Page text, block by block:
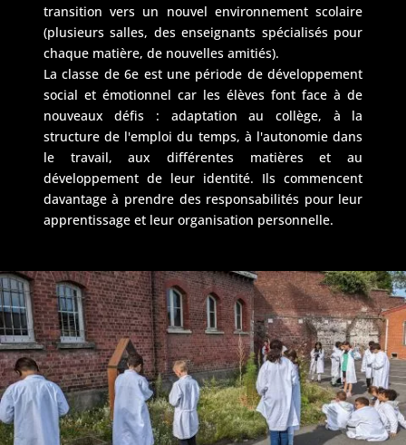
transition vers un nouvel environnement scolaire
(plusieurs salles, des enseignants spécialisés pour
chaque matière, de nouvelles amitiés).
La classe de 6e est une période de développement
social et émotionnel car les élèves font face à de
nouveaux défis : adaptation au collège, à la
structure de l'emploi du temps, à l'autonomie dans
le travail, aux différentes matières et au
développement de leur identité. Ils commencent
davantage à prendre des responsabilités pour leur
apprentissage et leur organisation personnelle.